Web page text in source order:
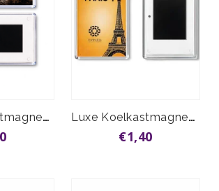
Luxe Koelkastmagneet 90 x 60 mm Luxe Koelkastmagneet 45 x 70mm
€1,40